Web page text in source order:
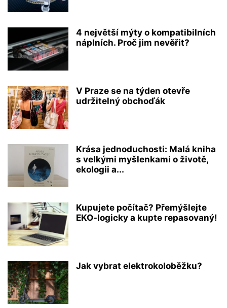
4 největší mýty o kompatibilních
náplních. Proč jim nevěřit?
V Praze se na týden otevře
udržitelný obchoďák
Krása jednoduchosti: Malá kniha
s velkými myšlenkami o životě,
ekologii a...
Kupujete počítač? Přemýšlejte
EKO-logicky a kupte repasovaný!
Jak vybrat elektrokoloběžku?